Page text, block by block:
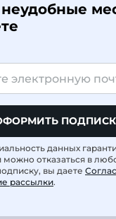
данных
можно отказаться в
вы даете
рассылки.